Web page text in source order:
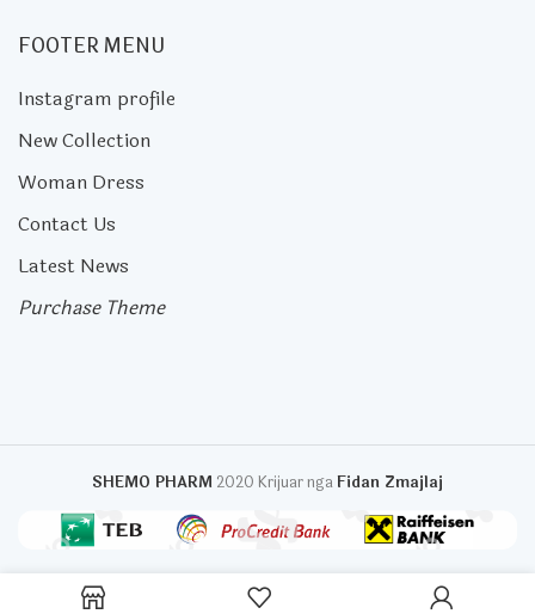
FOOTER MENU
Instagram profile
New Collection
Woman Dress
Contact Us
Latest News
Purchase Theme
SHEMO PHARM 2020 Krijuar ngaFidan Zmajlaj